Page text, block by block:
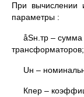
При вычислении
параметры :
åSн.тр – сумма
трансформаторов;
Uн –
Кпер –